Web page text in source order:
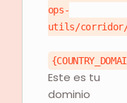
ops-
utils/
Este es tu
dominio